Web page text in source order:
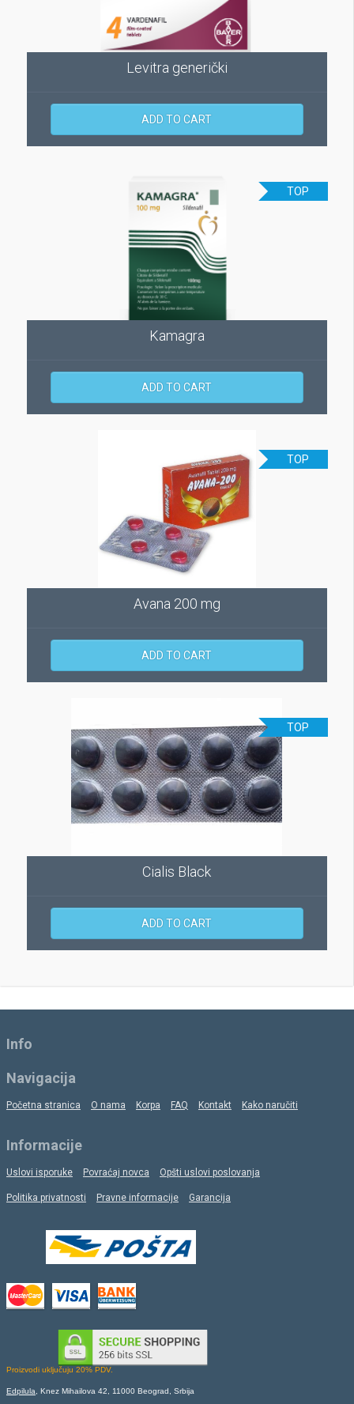
Levitra generički
ADD TO CART
TOP
Kamagra
ADD TO CART
TOP
Avana 200 mg
ADD TO CART
TOP
Cialis Black
ADD TO CART
Info
Navigacija
Početna stranica O nama Korpa FAQ Kontakt Kako naručiti
Informacije
Uslovi isporuke Povraćaj novca Opšti uslovi poslovanja
Politika privatnosti Pravne informacije Garancija
Proizvodi uključuju 20% PDV.
Edpilula , Knez Mihailova 42, 11000 Beograd, Srbija